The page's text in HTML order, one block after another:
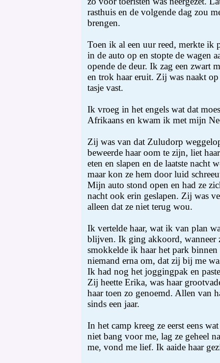
rasthuis en de volgende dag zou
brengen.
Toen ik al een uur reed, merkte ik
in de auto op en stopte de wagen
opende de deur. Ik zag een zwart
en trok haar eruit. Zij was naakt
tasje vast.
Ik vroeg in het engels wat dat
Afrikaans en kwam ik met mijn
Zij was van dat Zuludorp
beweerde haar oom te zijn, liet
eten en slapen en de laatste nacht
maar kon ze hem door luid
Mijn auto stond open en had ze
nacht ook erin geslapen. Zij was
alleen dat ze niet terug wou.
Ik vertelde haar, wat ik van plan
blijven. Ik ging akkoord, wanneer
smokkelde ik haar het park binnen
niemand erna om, dat zij bij me
Ik had nog het joggingpak en
Zij heette Erika, was haar
haar toen zo genoemd. Allen van
sinds een jaar.
In het camp kreeg ze eerst eens
niet bang voor me, lag ze geheel
me, vond me lief. Ik aaide haar